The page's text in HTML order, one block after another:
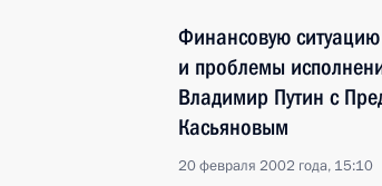
Финансовую
и проблемы
Владимир Путин с
Касьяновым
20 февраля 2002 года, 15:10